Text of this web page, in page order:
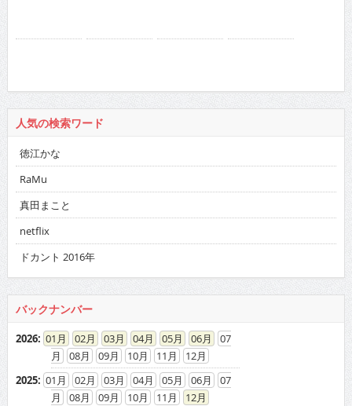
人気の検索ワード
徳江かな
RaMu
真田まこと
netflix
ドカント 2016年
バックナンバー
2026: 01 02 03 04 05 06
07
08
09 10 11
12
2025: 01 02 03 04 05 06
07
08
09 10 11
12